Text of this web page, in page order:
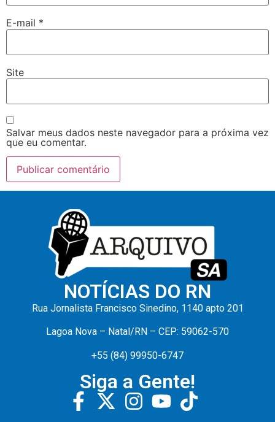
E-mail *
Site
Salvar meus dados neste navegador para a próxima vez
que eu comentar.
NOTÍCIAS DO RN
Rua Jornalista Francisco Sinedino, 1140 apto 201
Lagoa Nova – Natal/RN – CEP: 59062-570
+55 (84) 99950-6747
Siga a Gente!